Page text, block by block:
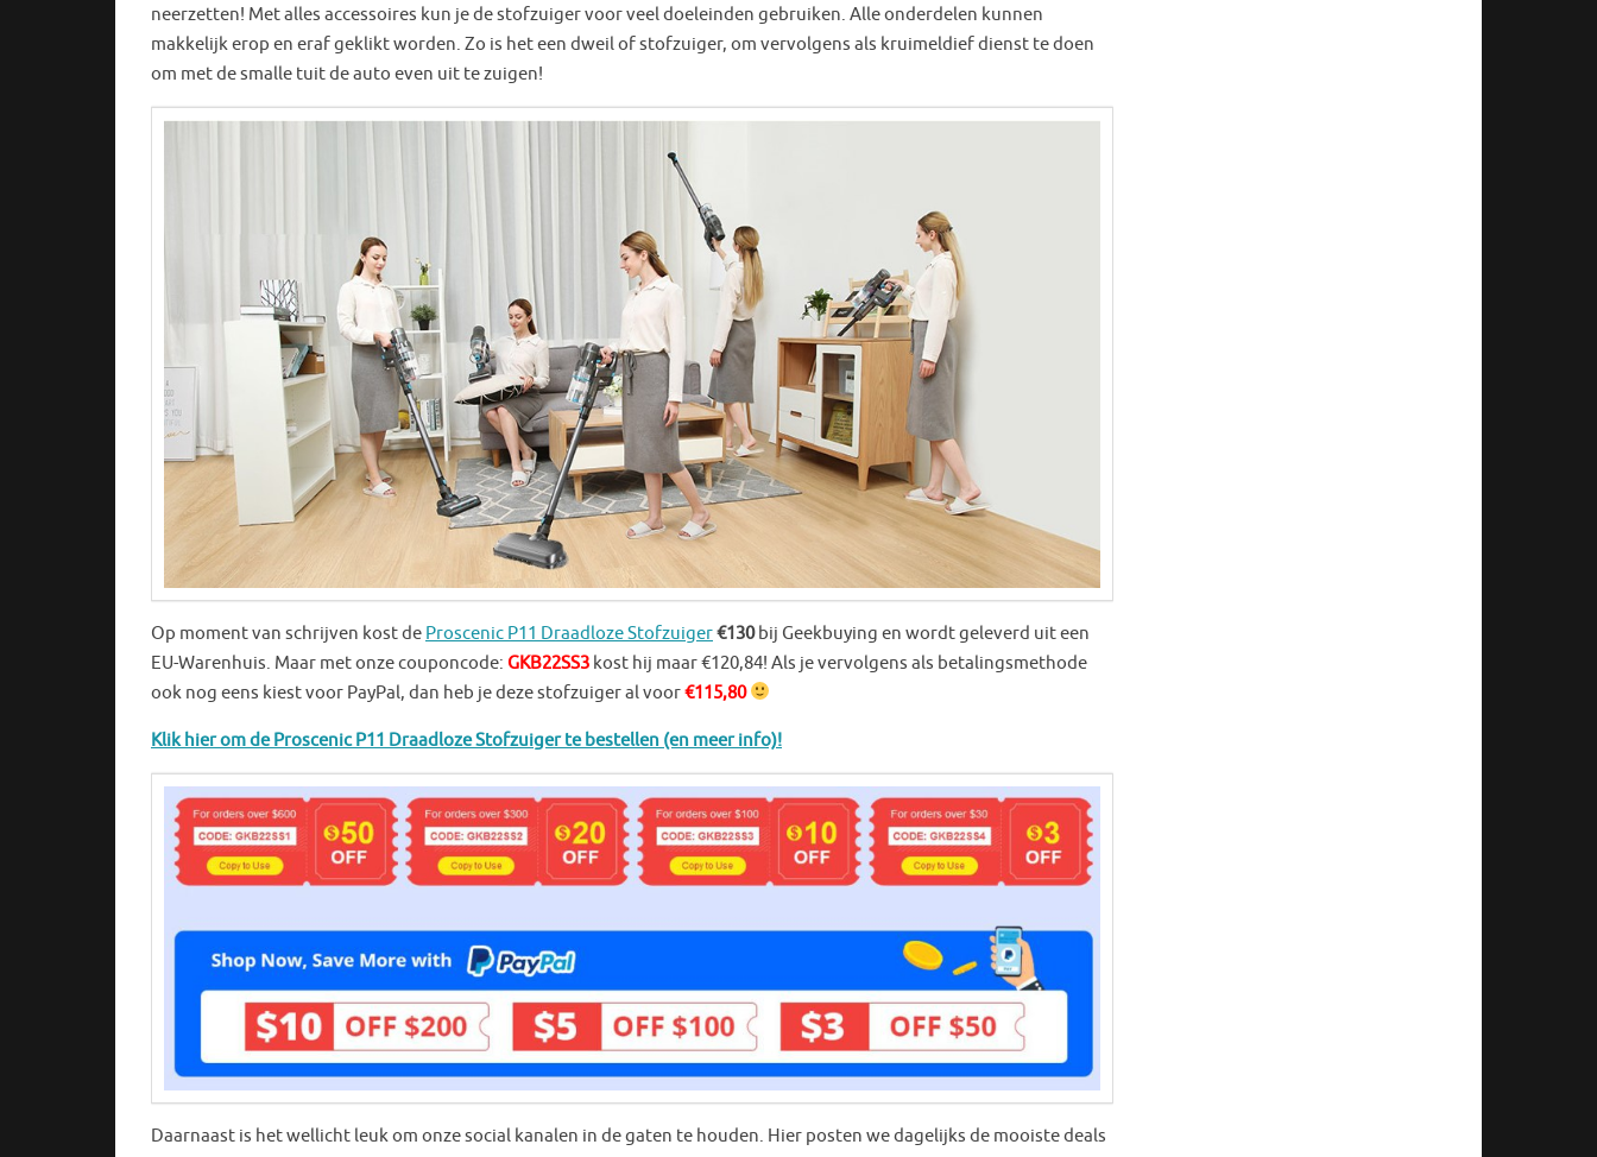
neerzetten! Met alles accessoires kun je de stofzuiger voor veel doeleinden gebruiken. Alle onderdelen kunnen
makkelijk erop en eraf geklikt worden. Zo is het een dweil of stofzuiger, om vervolgens als kruimeldief dienst te doen
om met de smalle tuit de auto even uit te zuigen!
Op moment van schrijven kost de Proscenic P11 Draadloze Stofzuiger€130bij Geekbuying en wordt geleverd uit een
EU-Warenhuis. Maar met onze couponcode: GKB22SS3 kost hij maar €120,84! Als je vervolgens als betalingsmethode
ook nog eens kiest voor PayPal, dan heb je deze stofzuiger al voor€115,80
Klik hier om de Proscenic P11 Draadloze Stofzuiger te bestellen (en meer info)!
Daarnaast is het wellicht leuk om onze social kanalen in de gaten te houden. Hier posten we dagelijks de mooiste deals